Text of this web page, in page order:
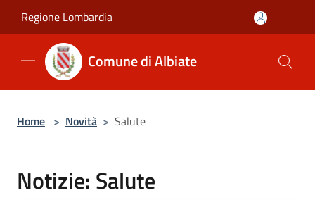
Regione Lombardia
Comune di Albiate
Home > Novità > Salute
Notizie: Salute